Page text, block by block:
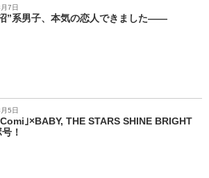
7日
”系男子、本気の恋人できました――
5日
Comi｣×BABY, THE STARS SHINE BRIGHT
！